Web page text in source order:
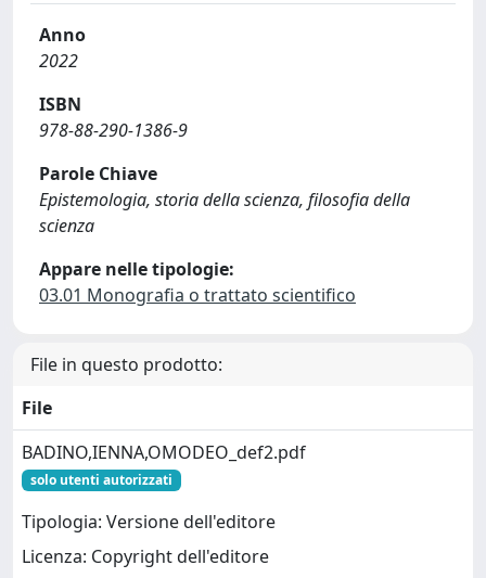
Anno
2022
ISBN
978-88-290-1386-9
Parole Chiave
Epistemologia, storia della scienza, filosofia della
scienza
Appare nelle tipologie:
03.01 Monografia o trattato scientifico
File in questo prodotto:
File
BADINO,IENNA,OMODEO_def2.pdf
solo utenti autorizzati
Tipologia: Versione dell'editore
Licenza: Copyright dell'editore